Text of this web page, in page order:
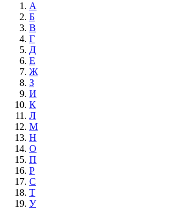
А
Б
В
Г
Д
Е
Ж
З
И
К
Л
М
Н
О
П
Р
С
Т
У